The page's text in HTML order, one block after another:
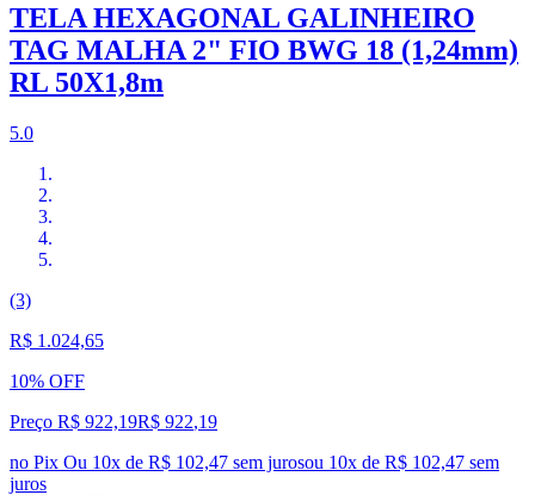
TELA HEXAGONAL GALINHEIRO
TAG MALHA 2" FIO BWG 18 (1,24mm)
RL 50X1,8m
5.0
(3)
R$ 1.024,65
10% OFF
Preço R$ 922,19R$ 922,19
no Pix Ou 10x de R$ 102,47 sem jurosou 10x de R$ 102,47 sem
juros